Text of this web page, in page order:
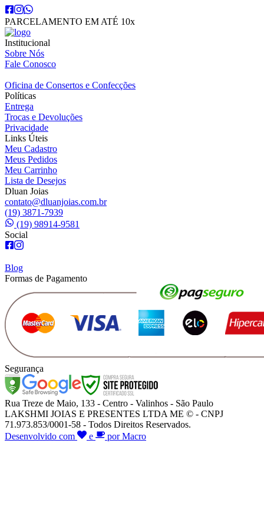
PARCELAMENTO EM ATÉ 10x
Institucional
Sobre Nós
Fale Conosco
Oficina de Consertos e Confecções
Políticas
Entrega
Trocas e Devoluções
Privacidade
Links Úteis
Meu Cadastro
Meus Pedidos
Meu Carrinho
Lista de Desejos
Dluan Joias
contato@dluanjoias.com.br
(19) 3871-7939
(19) 98914-9581
Social
Blog
Formas de Pagamento
Segurança
Rua Treze de Maio, 133 - Centro - Valinhos - São Paulo
LAKSHMI JOIAS E PRESENTES LTDA ME © - CNPJ
71.973.853/0001-58 - Todos Direitos Reservados.
Desenvolvido com
e por Macro